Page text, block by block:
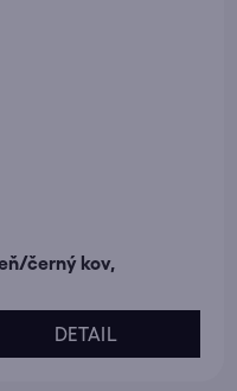
černý kov,
DETAIL